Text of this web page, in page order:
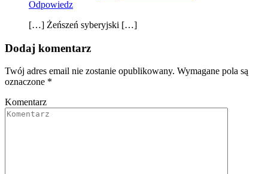
Odpowiedz
[…] Żeńszeń syberyjski […]
Dodaj komentarz
Twój adres email nie zostanie opublikowany. Wymagane pola są
oznaczone *
Komentarz